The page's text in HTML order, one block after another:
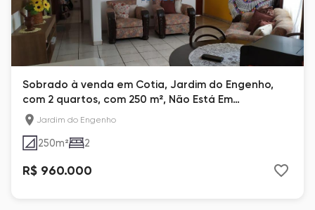
Sobrado à venda em Cotia, Jardim do Engenho,
com 2 quartos, com 250 m², Não Está Em
Condomínio
Jardim do Engenho
250m² 2
R$ 960.000